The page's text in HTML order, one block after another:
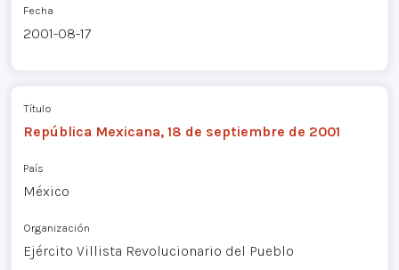
Fecha
2001-08-17
Título
República Mexicana, 18 de septiembre de 2001
País
México
Organización
Ejército Villista Revolucionario del Pueblo